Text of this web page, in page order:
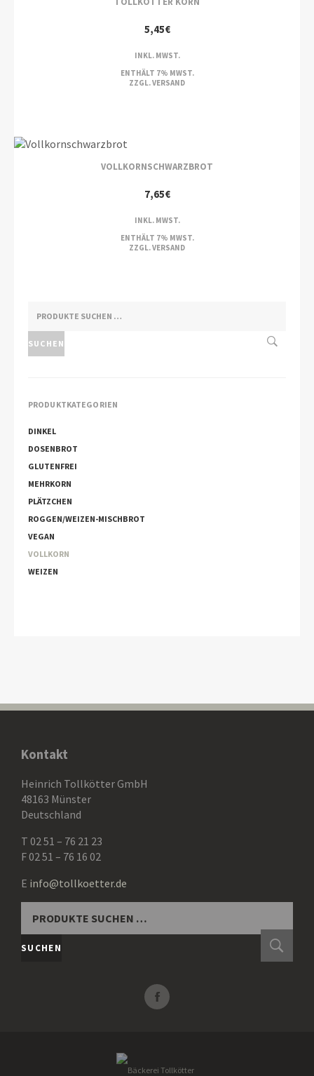
5,45€
INKL. MWST.
ENTHÄLT 7% MWST.
ZZGL.VERSAND
VOLLKORNSCHWARZBROT
7,65€
INKL. MWST.
ENTHÄLT 7% MWST.
ZZGL.VERSAND
SUCHEN
NACH:
SUCHEN
PRODUKTKATEGORIEN
DINKEL
DOSENBROT
GLUTENFREI
MEHRKORN
PLÄTZCHEN
ROGGEN/WEIZEN-MISCHBROT
VEGAN
VOLLKORN
WEIZEN
Kontakt
Heinrich Tollkötter GmbH
48163 Münster
Deutschland
T 02 51 – 76 21 23
F 02 51 – 76 16 02
E info@tollkoetter.de
NACH:
SUCHEN